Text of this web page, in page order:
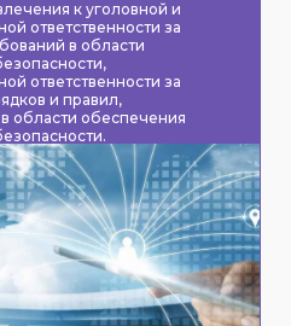
к уголовной и
ответственности за
в области
ответственности за
и правил,
области обеспечения